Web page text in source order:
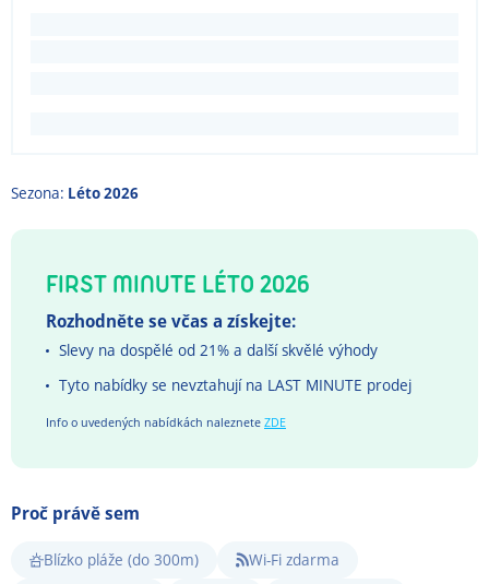
Sezona: Léto 2026
FIRST MINUTE LÉTO 2026
Rozhodněte se včas a získejte:
Slevy na dospělé od 21% a další skvělé výhody
Tyto nabídky se nevztahují na LAST MINUTE prodej
Info o uvedených nabídkách naleznete ZDE
Proč právě sem
Blízko pláže (do 300m)
Wi-Fi zdarma